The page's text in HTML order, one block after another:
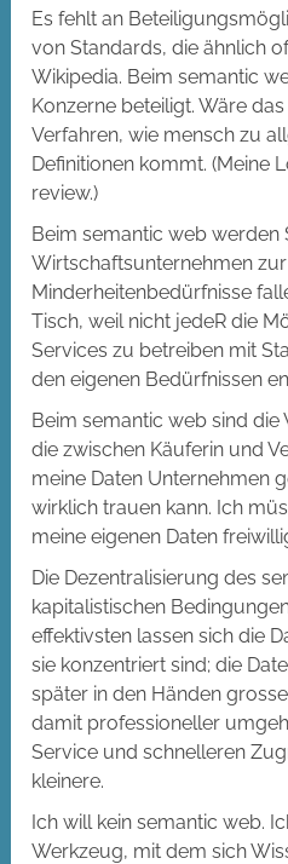
Es fehlt an
von Standards, die ähnlich
Wikipedia. Beim semantic
Konzerne beteiligt. Wäre
Verfahren, wie mensch zu
Definitionen kommt. (Meine
review.)
Beim semantic web werden
Wirtschaftsunternehmen
Minderheitenbedürfnisse
Tisch, weil nicht jedeR die
Services zu betreiben mit
den eigenen Bedürfnissen
Beim semantic web sind
die zwischen Käuferin und
meine Daten Unternehmen
wirklich trauen kann. Ich
meine eigenen Daten
Die Dezentralisierung des
kapitalistischen
effektivsten lassen sich die
sie konzentriert sind; die
später in den Händen
damit professioneller
Service und schnelleren
kleinere.
Ich will kein semantic web.
Werkzeug, mit dem sich